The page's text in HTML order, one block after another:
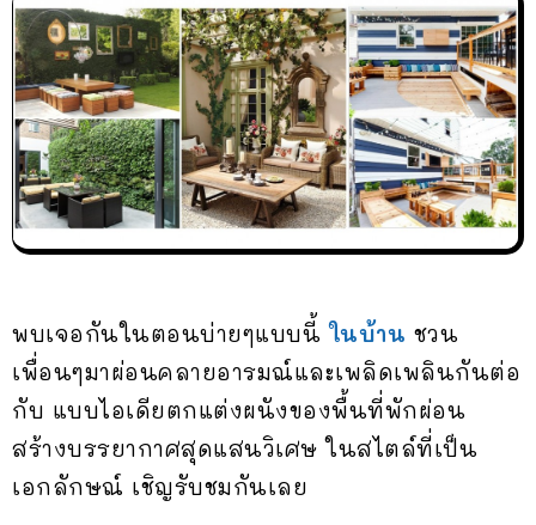
พบเจอกันในตอนบ่ายๆแบบนี้ในบ้าน ชวน
เพื่อนๆมาผ่อนคลายอารมณ์และเพลิดเพลินกันต่อ
กับ แบบไอเดียตกแต่งผนังของพื้นที่พักผ่อน
สร้างบรรยากาศสุดแสนวิเศษ ในสไตล์ที่เป็น
เอกลักษณ์ เชิญรับชมกันเลย